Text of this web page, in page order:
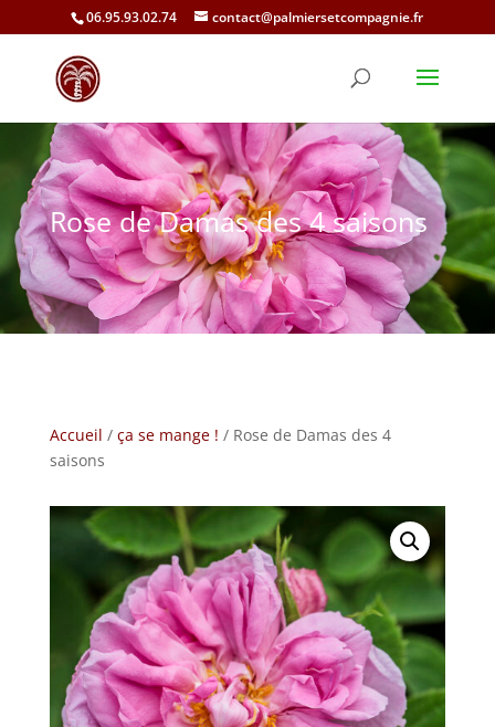
06.95.93.02.74 contact@palmiersetcompagnie.fr
Rose de Damas des 4 saisons
Accueil / ça se mange ! / Rose de Damas des 4
saisons